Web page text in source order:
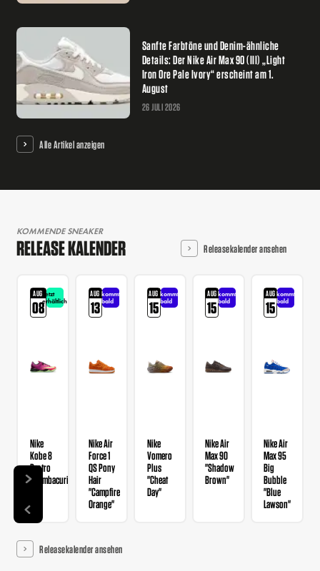
Sanfte Farbtöne und Denim-ähnliche
Details: Der Nike Air Max 90 (III) „Light
Iron Ore Pale Ivory“ erscheint am 1.
August
26 JULI 2026
Alle Artikel anzeigen
KOMMENDE SNEAKER
RELEASE KALENDER Releasekalender ansehen
AUG
08
Jetzt
erhältlich
Nike
Kobe 8
Protro
"Mambacurial"
AUG
13
kommt
bald
Nike Air
Force 1
QS Pony
Hair
"Campfire
Orange"
AUG
15
kommt
bald
Nike
Vomero
Plus
"Cheat
Day"
AUG
15
kommt
bald
Nike Air
Max 90
"Shadow
Brown"
AUG
15
kommt
bald
Nike Air
Max 95
Big
Bubble
"Blue
Lawson"
Releasekalender ansehen